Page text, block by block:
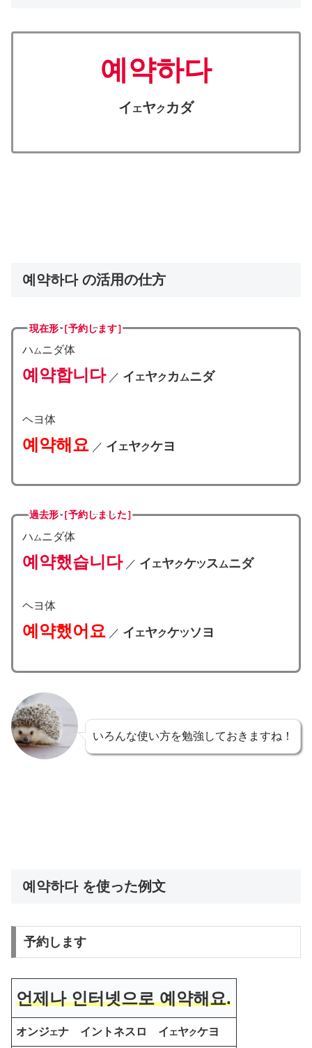
예약하다
イエヤク カダ
예약하다 の活用の仕方
現在形［予約します］
ハムニダ体
예약합니다／ イエヤク カムニダ
ヘヨ体
예약해요 ／ イエヤクケヨ
過去形［予約しました］
ハ ムニダ体
예약했습니다／ イエヤクケツスムニダ
ヘヨ体
예약했어요 ／ イエヤクケツソヨ
いろんな使い方を勉強しておきますね！
예약하다 を使った例文
予約します
언제나 인터넷으로예약해요.
オンジエナ イントネスロ イ エヤクケヨ